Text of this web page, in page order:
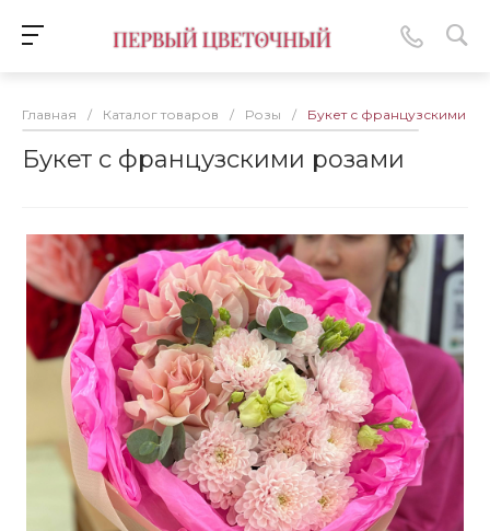
Главная / Каталог товаров / Розы / Букет с французскими
Букет с французскими розами